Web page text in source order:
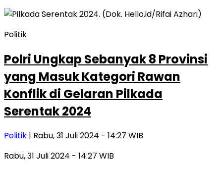
Politik
Polri Ungkap Sebanyak 8 Provinsi
yang Masuk Kategori Rawan
Konflik di Gelaran Pilkada
Serentak 2024
Politik | Rabu, 31 Juli 2024 - 14:27 WIB
Rabu, 31 Juli 2024 - 14:27 WIB